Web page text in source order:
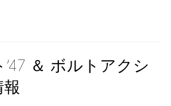
＆ ボルトアクシ